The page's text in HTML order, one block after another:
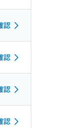
認
認
認
認